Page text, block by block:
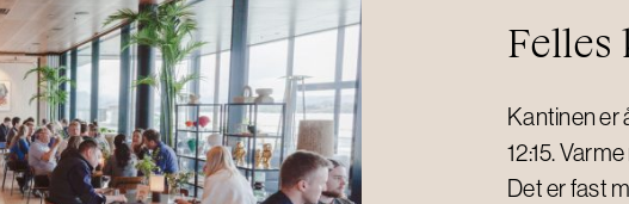
Kantinen er
12:15.
Det er fast